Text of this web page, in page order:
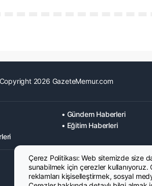
2026 GazeteMemur.com
• Gündem Haberleri
• Eğitim Haberleri
Çerez Politikası: Web sitemizde size
sunabilmek için çerezler kullanıyoruz.
reklamları kişiselleştirmek, sosyal